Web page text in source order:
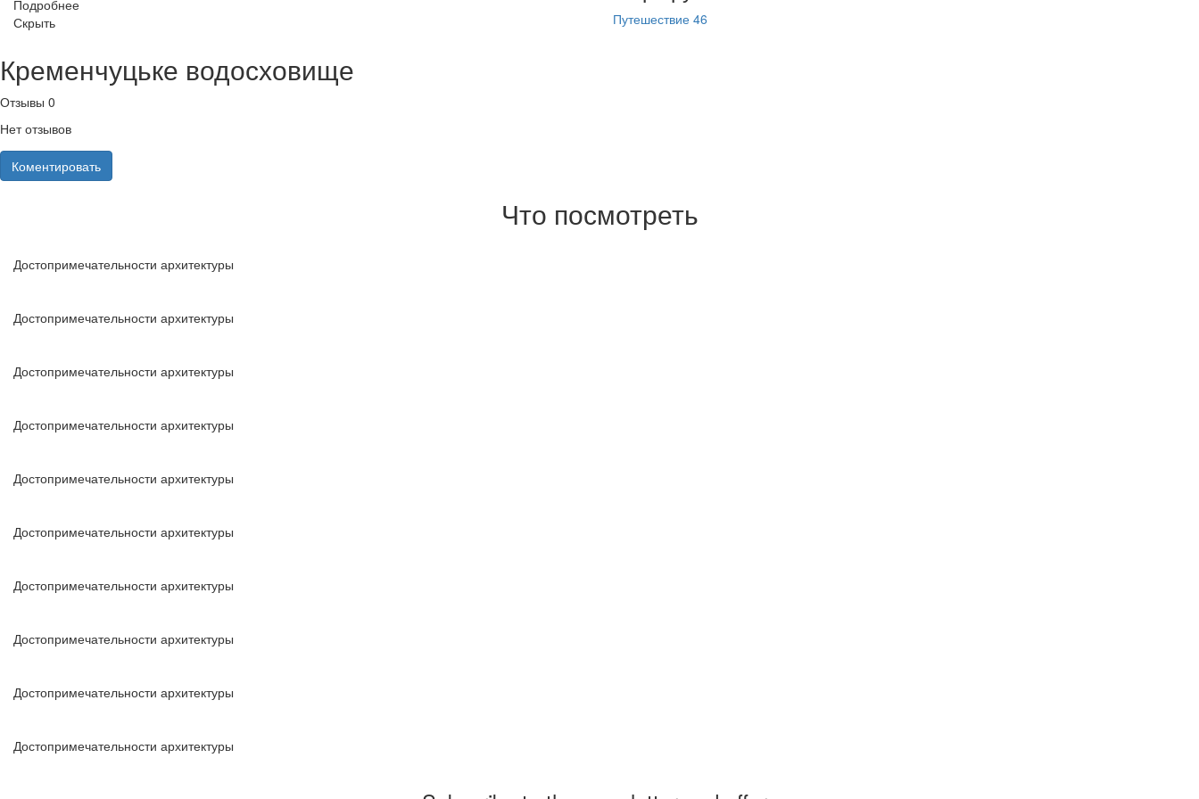
Подробнее
Скрыть
Путешествие 46
Кременчуцьке водосховище
Отзывы 0
Нет отзывов
Коментировать
Что посмотреть
Достопримечательности архитектуры
Достопримечательности архитектуры
Достопримечательности архитектуры
Достопримечательности архитектуры
Достопримечательности архитектуры
Достопримечательности архитектуры
Достопримечательности архитектуры
Достопримечательности архитектуры
Достопримечательности архитектуры
Достопримечательности архитектуры